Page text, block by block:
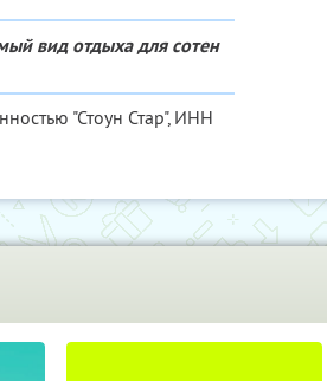
вид отдыха для сотен
"Стоун Стар", ИНН